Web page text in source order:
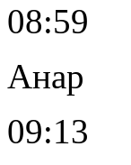
08:59
Анар
09:13